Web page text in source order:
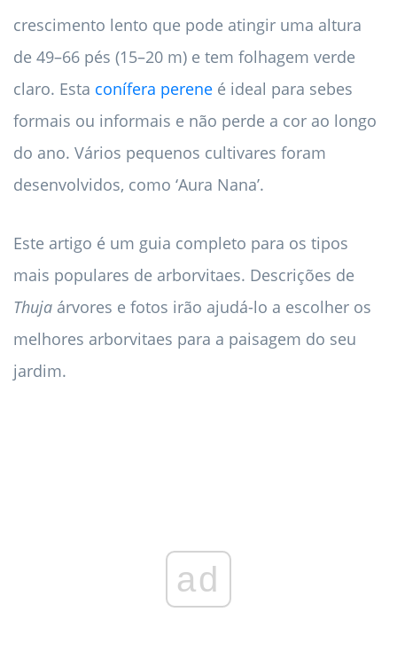
crescimento lento que pode atingir uma altura
de 49–66 pés (15–20 m) e tem folhagem verde
claro. Esta conífera perene é ideal para sebes
formais ou informais e não perde a cor ao longo
do ano. Vários pequenos cultivares foram
desenvolvidos, como ‘Aura Nana’.
Este artigo é um guia completo para os tipos
mais populares de arborvitaes. Descrições de
Thuja árvores e fotos irão ajudá-lo a escolher os
melhores arborvitaes para a paisagem do seu
jardim.
ad